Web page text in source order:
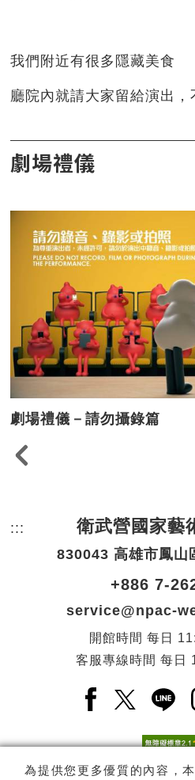
我們附近有很多隱藏美食
廳院內就請大家留給演出，
劇場禮儀
劇場禮儀－請勿攝錄篇
為提供您更多優質的內容，
::: 頁尾網站資訊。
衛武營國家藝
830043 高雄市鳳山
+886 7-
service@npac-
開館時間 每日
客服專線時間 每日
Facebook(另
X(另開新